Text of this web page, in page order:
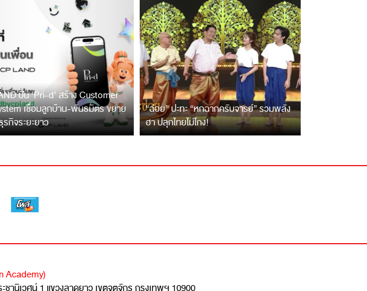
ปั้น ‘Pri-d’ สร้าง Customer
เชื่อมลูกบ้าน-พันธมิตร ขยาย
กิจระยะยาว
“ฉ่อย” ปะทะ “หกฉากครับจารย์” รวมพลัง
ฮา ปลุกไทยไม่โกง!
Academy)
ชานิเวศน์ 1 แขวงลาดยาว เขตจตุจักร กรุงเทพฯ 10900